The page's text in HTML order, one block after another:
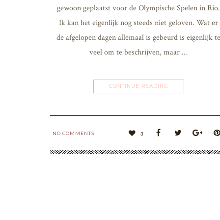
gewoon geplaatst voor de Olympische Spelen in Rio.
Ik kan het eigenlijk nog steeds niet geloven. Wat er
de afgelopen dagen allemaal is gebeurd is eigenlijk te
veel om te beschrijven, maar …
CONTINUE READING
NO COMMENTS 3